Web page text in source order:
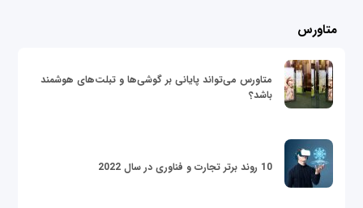
متاورس
متاورس می‌تواند پایانی بر گوشی‌ها و تبلت‌های هوشمند
باشد؟
10 روند برتر تجارت و فناوری در سال 2022